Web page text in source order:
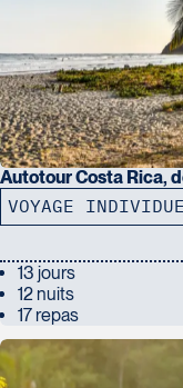
Autotour Costa Rica,
VOYAGE
13 jours
12 nuits
17 repas